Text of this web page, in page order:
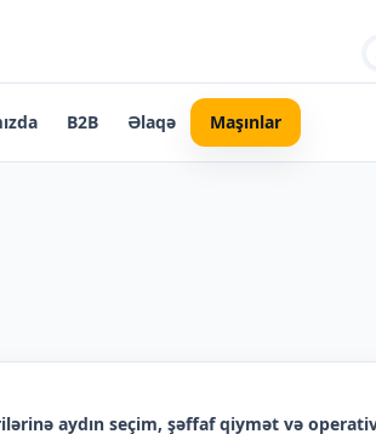
B2B Əlaqə Maşınlar
aydın seçim, şəffaf qiymət və